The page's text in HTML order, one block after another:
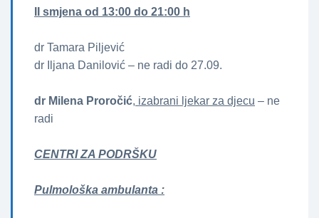
II smjena od 13:00 do 21:00 h
dr Tamara Piljević
dr Iljana Danilović – ne radi do 27.09.
dr Milena Proročić, izabrani ljekar za djecu – ne
radi
CENTRI ZA PODRŠKU
Pulmološka ambulanta :